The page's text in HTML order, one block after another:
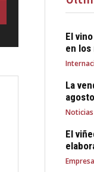
El
en
La
Noticias
El